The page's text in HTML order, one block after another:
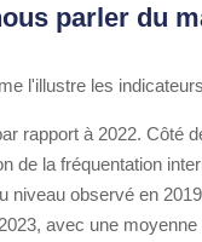
parler du
l'illustre les
rapport à 2022. Côté
la fréquentation
niveau observé en
avec une moyenne